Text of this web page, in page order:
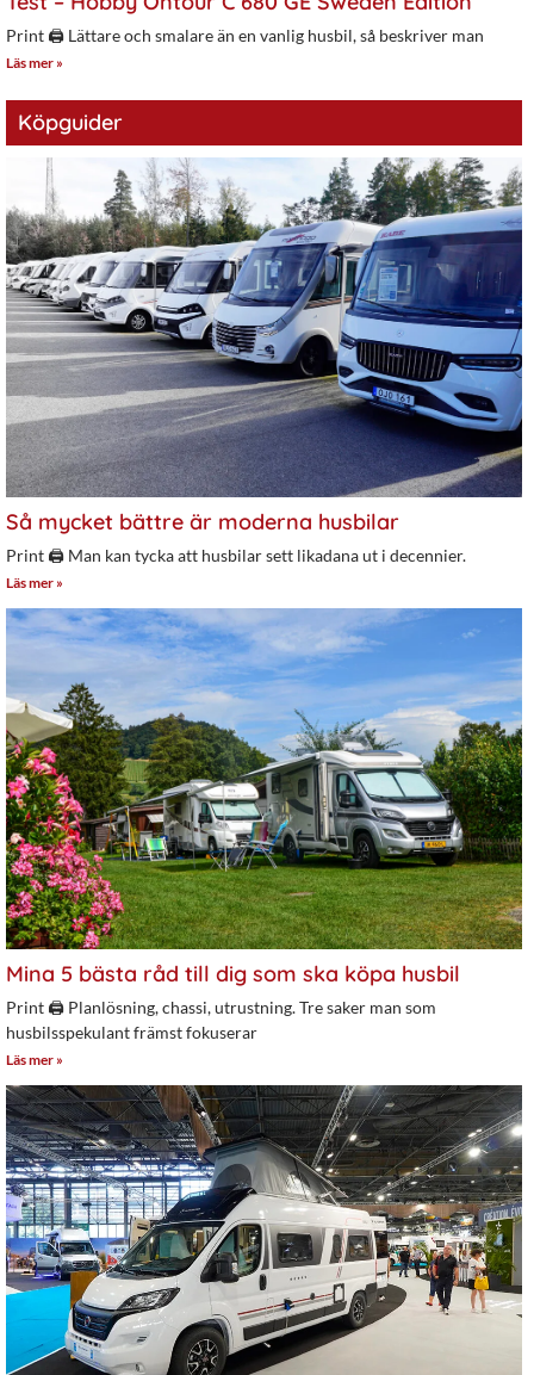
Print 🖨 Lättare och smalare än en vanlig husbil, så beskriver man
Läs mer »
Köpguider
Så mycket bättre är moderna husbilar
Print 🖨 Man kan tycka att husbilar sett likadana ut i decennier.
Läs mer »
Mina 5 bästa råd till dig som ska köpa husbil
Print 🖨 Planlösning, chassi, utrustning. Tre saker man som
husbilsspekulant främst fokuserar
Läs mer »